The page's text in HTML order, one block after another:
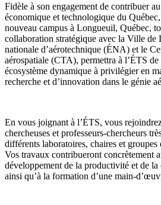
Fidèle à son engagement de contribuer
économique et technologique du
nouveau campus à Longueuil, Québec,
collaboration stratégique avec la Ville de
nationale d’aérotechnique (ÉNA) et le
aérospatiale (CTA), permettra à l’ÉTS de
écosystème dynamique à privilégier en
recherche et d’innovation dans le génie
En vous joignant à l’ÉTS, vous
chercheuses et professeurs-chercheurs
différents laboratoires, chaires et groupes
Vos travaux contribueront concrètement
développement de la productivité et de
ainsi qu’à la formation d’une main-